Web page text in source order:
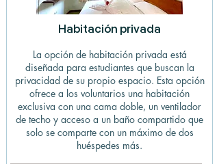
Habitación privada
La opción de habitación privada está
diseñada para estudiantes que buscan la
privacidad de su propio espacio. Esta opción
ofrece a los voluntarios una habitación
exclusiva con una cama doble, un ventilador
de techo y acceso a un baño compartido que
solo se comparte con un máximo de dos
huéspedes más.